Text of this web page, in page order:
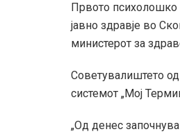
Првото психолошко
јавно здравје во
министерот за
Советувалиштето
системот „Мој
„Од денес